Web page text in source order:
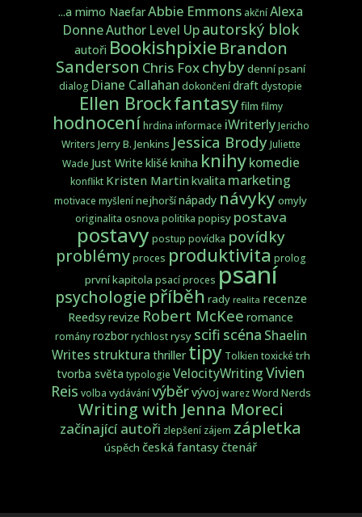
...a mimo NaefarAbbie Emmons akční Alexa
DonneAuthor Level Upautorský blok
autoři BookishpixieBrandon
Sanderson Chris Foxchybydenní psaní
dialog Diane Callahan dokončení draft dystopie
Ellen Brockfantasyfilm filmy
hodnoceníhrdina informace iWriterlyJericho
Writers Jerry B. Jenkins Jessica BrodyJuliette
Wade Just Write klišé kniha knihykomedie
konflikt Kristen Martinkvalita marketing
motivace myšlení nejhoršínápady návyky omyly
originalita osnova politika popisy postava
postavy postup povídka povídky
problémyproces produktivita prolog
první kapitola psací proces psaní
psychologie příběh rady realita recenze
Reedsyrevize Robert McKee romance
rományrozborrychlostrysy scifi scéna Shaelin
Writes struktura thriller tipy Tolkien toxické trh
tvorba světa typologie VelocityWriting Vivien
Reis volba vydávánívýběrvývoj warezWord Nerds
Writing with Jenna Moreci
začínající autoři zlepšení zájem zápletka
úspěch česká fantasyčtenář